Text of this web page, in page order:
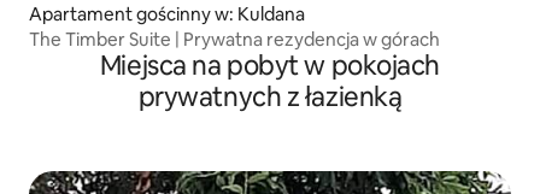
Apartament gościnny w: Kuldana
The Timber Suite | Prywatna rezydencja w górach
Miejsca na pobyt w pokojach
prywatnych z łazienką